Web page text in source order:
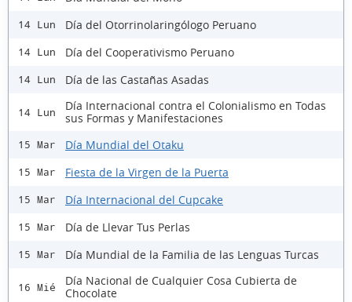
14 Lun Día del Otorrinolaringólogo Peruano
14 Lun Día del Cooperativismo Peruano
14 Lun Día de las Castañas Asadas
14 Lun
Día Internacional contra el Colonialismo en Todas
sus Formas y Manifestaciones
15 Mar Día Mundial del Otaku
15 Mar Fiesta de la Virgen de la Puerta
15 Mar Día Internacional del Cupcake
15 Mar Día de Llevar Tus Perlas
15 Mar Día Mundial de la Familia de las Lenguas Turcas
16 Mié
Día Nacional de Cualquier Cosa Cubierta de
Chocolate